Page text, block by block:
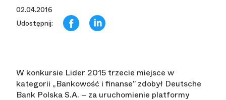
02.04.2016
Udostępnij:
W konkursie Lider 2015 trzecie miejsce w
kategorii „Bankowość i finanse” zdobył Deutsche
Bank Polska S.A. – za uruchomienie platformy